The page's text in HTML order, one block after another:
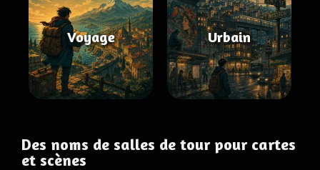
Voyage Urbain
Des noms de salles de tour pour cartes
et scènes